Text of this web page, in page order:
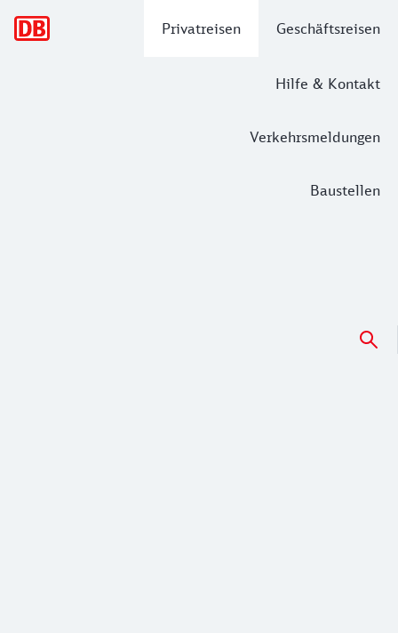
Privatreisen Geschäftsreisen
Hilfe & Kontakt
Verkehrsmeldungen
Baustellen